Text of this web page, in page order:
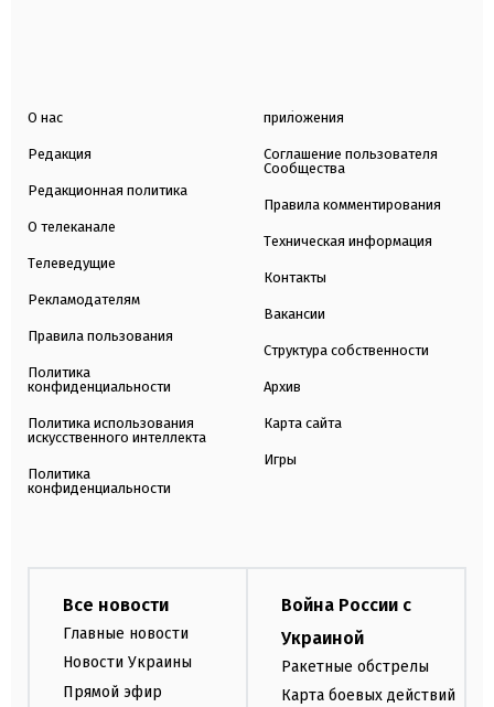
О нас
Редакция
Редакционная политика
О телеканале
Телеведущие
Рекламодателям
Правила пользования
Политика
конфиденциальности
Политика использования
искусственного интеллекта
Политика
конфиденциальности
приложения
Соглашение пользователя
Сообщества
Правила комментирования
Техническая информация
Контакты
Вакансии
Структура собственности
Архив
Карта сайта
Игры
Все новости
Главные новости
Новости Украины
Прямой эфир
Война России с
Украиной
Ракетные обстрелы
Карта боевых действий